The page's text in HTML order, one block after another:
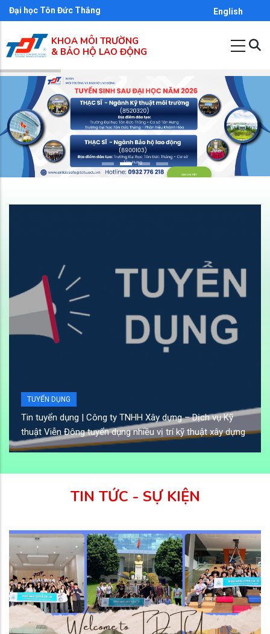
Nhảy
đến
nội
dung
Đại học Tôn Đức Thắng English
KHOA MÔI TRƯỜNG
& BẢO HỘ LAO ĐỘNG
XEM CHI TIÊT
Xây dựng – Dịch vụ Kỹ
vị trí kỹ thuật xây dựng
Tin tuyển dụng | Công ty
Solution
TIN TỨC - SỰ KIỆN